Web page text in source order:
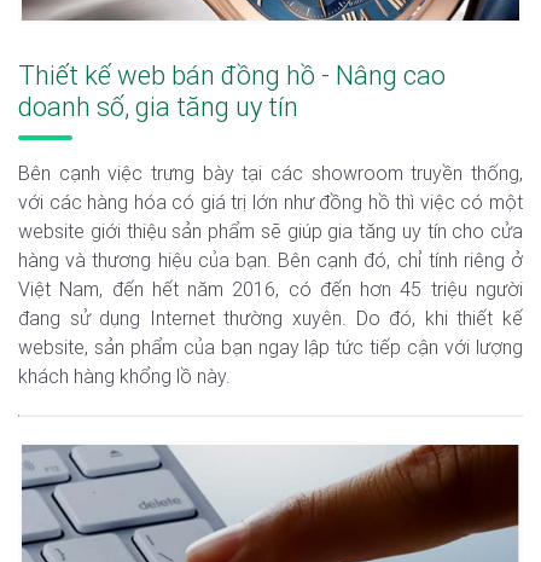
Thiết kế web bán đồng hồ - Nâng cao
doanh số, gia tăng uy tín
Bên cạnh việc trưng bày tại các showroom truyền thống,
với các hàng hóa có giá trị lớn như đồng hồ thì việc có một
website giới thiệu sản phẩm sẽ giúp gia tăng uy tín cho cửa
hàng và thương hiệu của bạn. Bên cạnh đó, chỉ tính riêng ở
Việt Nam, đến hết năm 2016, có đến hơn 45 triệu người
đang sử dụng Internet thường xuyên. Do đó, khi thiết kế
website, sản phẩm của bạn ngay lập tức tiếp cận với lượng
khách hàng khổng lồ này.